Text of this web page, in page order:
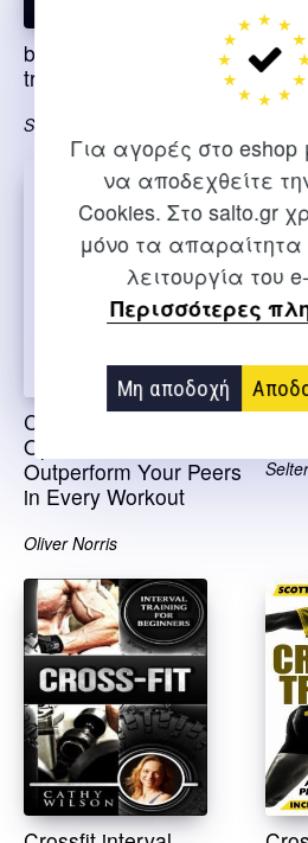
Για αγορές στο
να αποδεχθείτε
Cookies. Στο salto.gr
μόνο τα απαραίτητα
λειτουργία του
Περισσότερες
Μη αποδοχή
bodyweight cross
training wod bible
Selter P.
bible
Cracking the CrossFit
Open: How to
Outperform Your Peers
in Every Workout
Oliver Norris